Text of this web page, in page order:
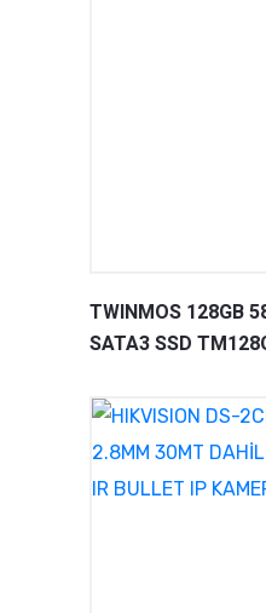
TWINMOS 128GB
SATA3 SSD